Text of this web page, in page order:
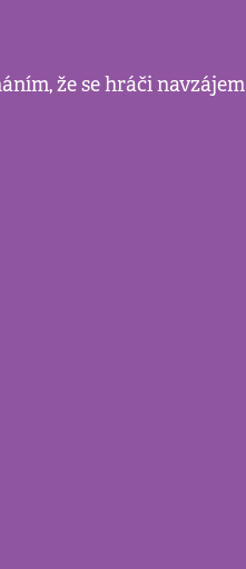
že se hráči navzájem